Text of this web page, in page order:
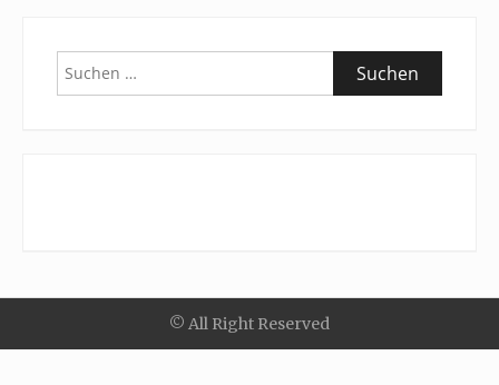
Suchen
nach:
© All Right Reserved